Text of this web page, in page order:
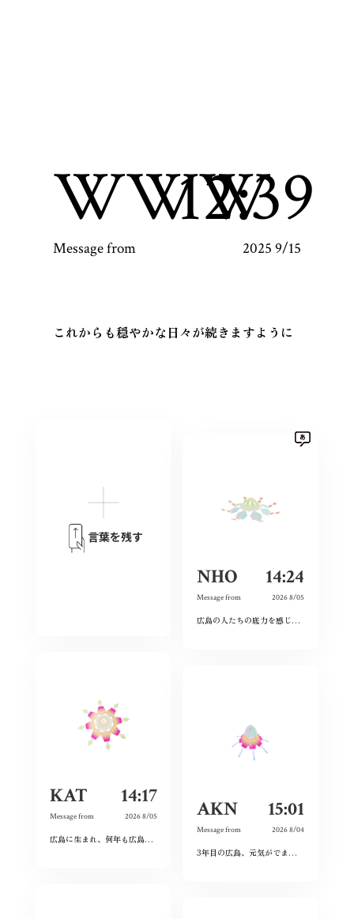
WWW
12:39
Message from 2025 9/15
これからも穏やかな日々が続きますように
言葉を残す
NHO 14:24
Message from 2026 8/05
広島の人たちの底力を感じた。今私たちはそれを受け継ぐことができているのだろうか。平和とは何か、問い続けたい。
KAT 14:17
Message from 2026 8/05
広島に生まれ、何年も広島を離れて過ごしたけれど、なぜか、常に広島に対する想いは持ち続けていた。
AKN 15:01
Message from 2026 8/04
3年目の広島、元気がでます！